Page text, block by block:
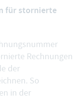
für stornierte
Rechnungen
der
So
in der